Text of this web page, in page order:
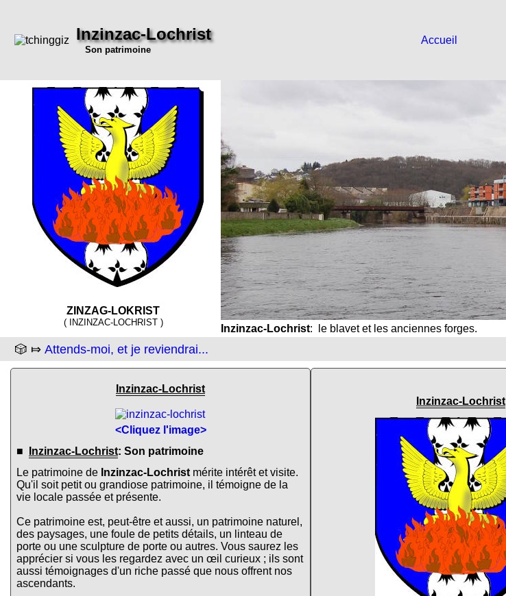
Inzinzac-Lochrist
Son patrimoine
Accueil
ZINZAG-LOKRIST
( INZINZAC-LOCHRIST )
Inzinzac-Lochrist: le blavet et les anciennes forges.
🎲 ⤇ Attends-moi, et je reviendrai...
Inzinzac-Lochrist
<Cliquez l'image>
■
Inzinzac-Lochrist: Son patrimoine
Le patrimoine de Inzinzac-Lochrist mérite intérêt et visite.
Qu'il soit petit ou grandiose patrimoine, il témoigne de la
vie locale passée et présente.
Ce patrimoine est, peut-être et aussi, un patrimoine naturel,
des paysages, une foule de petits détails, un linteau de
porte ou une sculpture de porte ou autres. Vous saurez les
apprécier si vous les regardez avec un œil curieux ; ils sont
aussi témoignages d'un riche passé que nous offrent nos
ascendants.
Inzinzac-Lochrist